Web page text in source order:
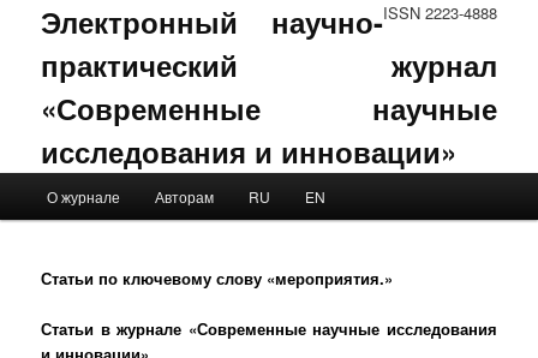
ISSN 2223-4888
Электронный научно-
практический журнал
«Современные научные
исследования и инновации»
Skip to primary content
Skip to secondary content
О журнале Авторам RU EN
Статьи по ключевому слову «мероприятия.»
Статьи в журнале «Современные научные исследования
и инновации»